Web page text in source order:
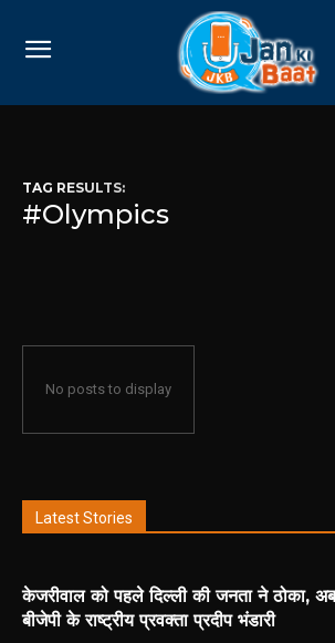
TAG RESULTS:
#Olympics
No posts to display
Latest Stories
केजरीवाल को पहले दिल्ली की जनता ने ठोका, अब
बीजेपी के राष्ट्रीय प्रवक्ता प्रदीप भंडारी